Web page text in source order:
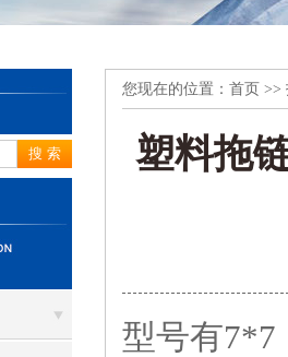
您现在的位置： 首页 >>
塑料拖
型号有7*7